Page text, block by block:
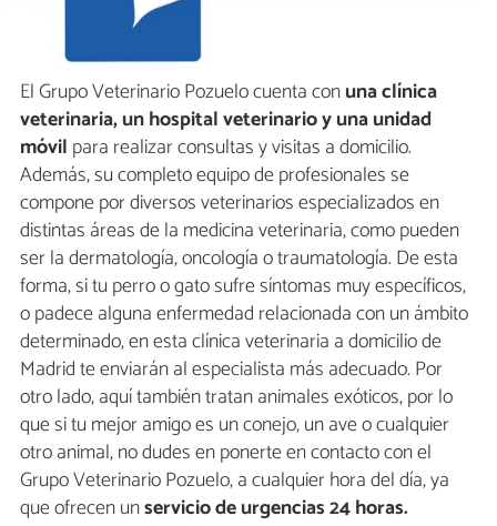
El Grupo Veterinario Pozuelo cuenta conuna clínica
veterinaria, un hospital veterinario y una unidad
móvil para realizar consultas y visitas a domicilio.
Además, su completo equipo de profesionales se
compone por diversos veterinarios especializados en
distintas áreas de la medicina veterinaria, como pueden
ser la dermatología, oncología o traumatología. De esta
forma, si tu perro o gato sufre síntomas muy específicos,
o padece alguna enfermedad relacionada con un ámbito
determinado, en esta clínica veterinaria a domicilio de
Madrid te enviarán al especialista más adecuado. Por
otro lado, aquí también tratan animales exóticos, por lo
que si tu mejor amigo es un conejo, un ave o cualquier
otro animal, no dudes en ponerte en contacto con el
Grupo Veterinario Pozuelo, a cualquier hora del día, ya
que ofrecen unservicio de urgencias 24 horas.